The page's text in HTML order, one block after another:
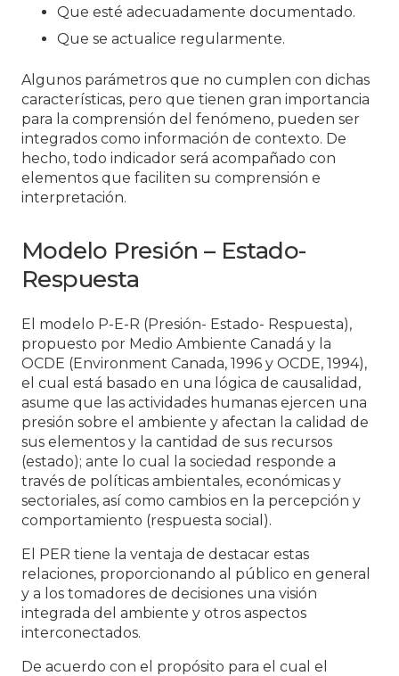
Que esté adecuadamente documentado.
Que se actualice regularmente.
Algunos parámetros que no cumplen con dichas
características, pero que tienen gran importancia
para la comprensión del fenómeno, pueden ser
integrados como información de contexto. De
hecho, todo indicador será acompañado con
elementos que faciliten su comprensión e
interpretación.
Modelo Presión – Estado-
Respuesta
El modelo P-E-R (Presión- Estado- Respuesta),
propuesto por Medio Ambiente Canadá y la
OCDE (Environment Canada, 1996 y OCDE, 1994),
el cual está basado en una lógica de causalidad,
asume que las actividades humanas ejercen una
presión sobre el ambiente y afectan la calidad de
sus elementos y la cantidad de sus recursos
(estado); ante lo cual la sociedad responde a
través de políticas ambientales, económicas y
sectoriales, así como cambios en la percepción y
comportamiento (respuesta social).
El PER tiene la ventaja de destacar estas
relaciones, proporcionando al público en general
y a los tomadores de decisiones una visión
integrada del ambiente y otros aspectos
interconectados.
De acuerdo con el propósito para el cual el